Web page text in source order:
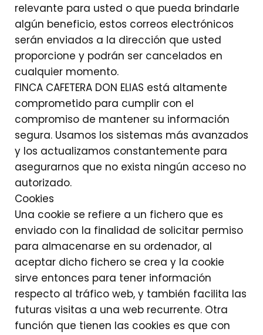
relevante para usted o que pueda brindarle
algún beneficio, estos correos electrónicos
serán enviados a la dirección que usted
proporcione y podrán ser cancelados en
cualquier momento.
FINCA CAFETERA DON ELIAS está altamente
comprometido para cumplir con el
compromiso de mantener su información
segura. Usamos los sistemas más avanzados
y los actualizamos constantemente para
asegurarnos que no exista ningún acceso no
autorizado.
Cookies
Una cookie se refiere a un fichero que es
enviado con la finalidad de solicitar permiso
para almacenarse en su ordenador, al
aceptar dicho fichero se crea y la cookie
sirve entonces para tener información
respecto al tráfico web, y también facilita las
futuras visitas a una web recurrente. Otra
función que tienen las cookies es que con